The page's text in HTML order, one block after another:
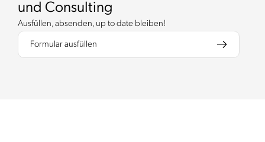
und Consulting
Ausfüllen, absenden, up to date bleiben!
Formular ausfüllen